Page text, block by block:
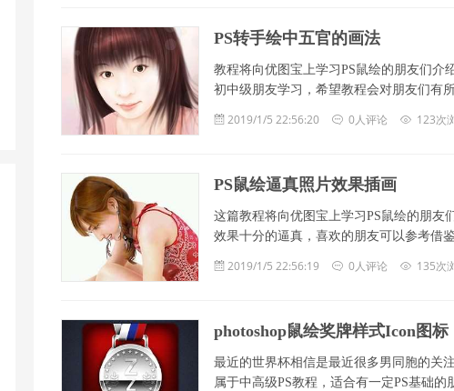
PS转手绘中五官的画法
教程将向优图宝上学习PS鼠绘的朋友们介
初中级朋友学习，希望教程会对朋友们有
2019/1/5 22:56:20 0人评论 123次
PS鼠绘逼真照片效果插画
这篇教程将向优图宝上学习PS鼠绘的朋友
效果十分的逼真，喜欢的朋友可以参考借
2019/1/5 22:56:19 0人评论 135次
photoshop鼠绘奖牌样式Icon图标
最近的世界杯相信是最近很多男同胞的关
属于中高级PS教程，适合有一定PS基础